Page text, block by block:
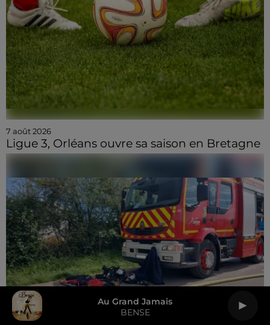
Au Grand Jamais
BENSE
7 août 2026
Ligue 3, Orléans ouvre sa saison en Bretagne